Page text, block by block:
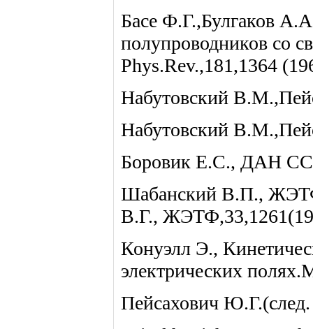
Басе Ф.Г.,Булгаков
полупроводников со
Phys.Rev.,181,1364
Набутовский
Набутовский
Боровик Е.С., ДАН
Шабанский В.П.,
В.Г.,
Конуэлл Э.,
электрических
Пейсахович Ю.Г.(след.